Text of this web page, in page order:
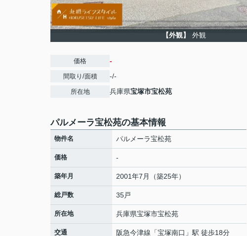
【外観】 外観
価格 -
間取り/面積 -/-
所在地 兵庫県宝塚市宝松苑
パルメーラ宝松苑の基本情報
物件名 パルメーラ宝松苑
価格 -
築年月 2001年7月（築25年）
総戸数 35戸
所在地 兵庫県宝塚市宝松苑
交通 阪急今津線 「宝塚南口 」駅 徒歩18分